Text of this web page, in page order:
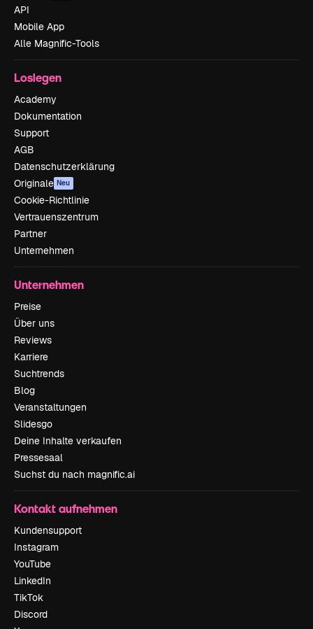
API
Mobile App
Alle Magnific-Tools
Loslegen
Academy
Dokumentation
Support
AGB
Datenschutzerklärung
Originale Neu
Cookie-Richtlinie
Vertrauenszentrum
Partner
Unternehmen
Unternehmen
Preise
Über uns
Reviews
Karriere
Suchtrends
Blog
Veranstaltungen
Slidesgo
Deine Inhalte verkaufen
Pressesaal
Suchst du nach magnific.ai
Kontakt aufnehmen
Kundensupport
Instagram
YouTube
LinkedIn
TikTok
Discord